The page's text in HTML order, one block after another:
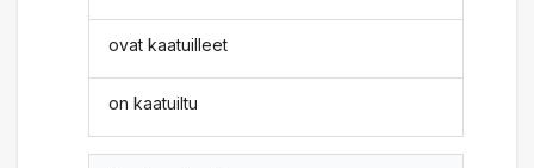
ovat kaatuilleet
on kaatuiltu